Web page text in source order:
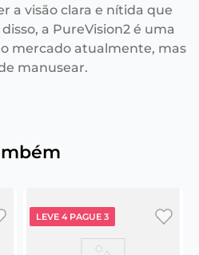
a visão clara e nítida que
a PureVision2 é uma
mercado atualmente, mas
manusear.
LEVE 4 PAGUE 3